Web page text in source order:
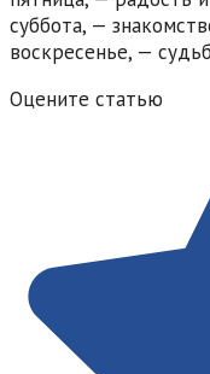
суббота, —
воскресенье, —
Оцените статью